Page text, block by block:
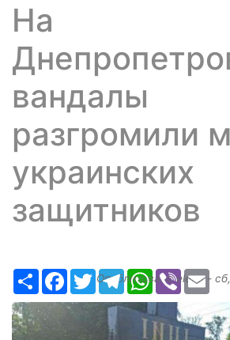
На
вандалы
разгромили
украинских
защитников
РесурсFacebook
TwitterTelegramWhatsApp
Viber
Опубликованоelena-